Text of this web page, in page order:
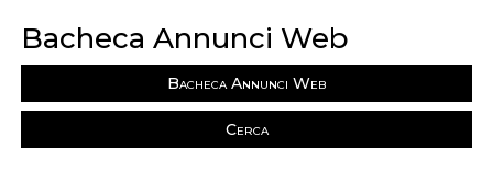
Bacheca Annunci Web
Bacheca Annunci Web
Cerca